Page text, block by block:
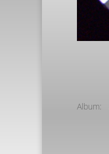
Album: